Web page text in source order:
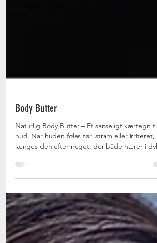
Body Butter
Naturlig Body Butter – Et sanseligt kærtegn til
længes den efter noget, der både nærer i
og føles som et blidt, cremet kram. Vores
velvære, skabt af naturens mest nærende
ingredienser. Den er 100 % naturlig, vegansk
uden vand – og med et strejf af eventyr.